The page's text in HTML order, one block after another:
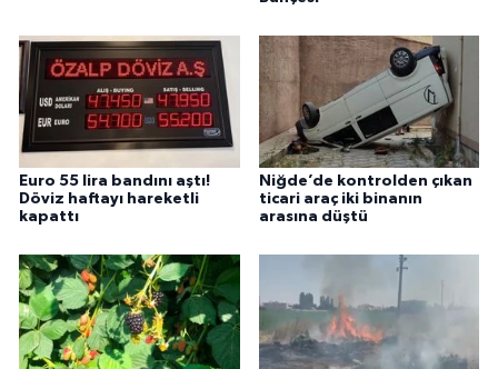
Euro 55 lira bandını aştı!
Döviz haftayı hareketli
kapattı
Niğde’de kontrolden çıkan
ticari araç iki binanın
arasına düştü